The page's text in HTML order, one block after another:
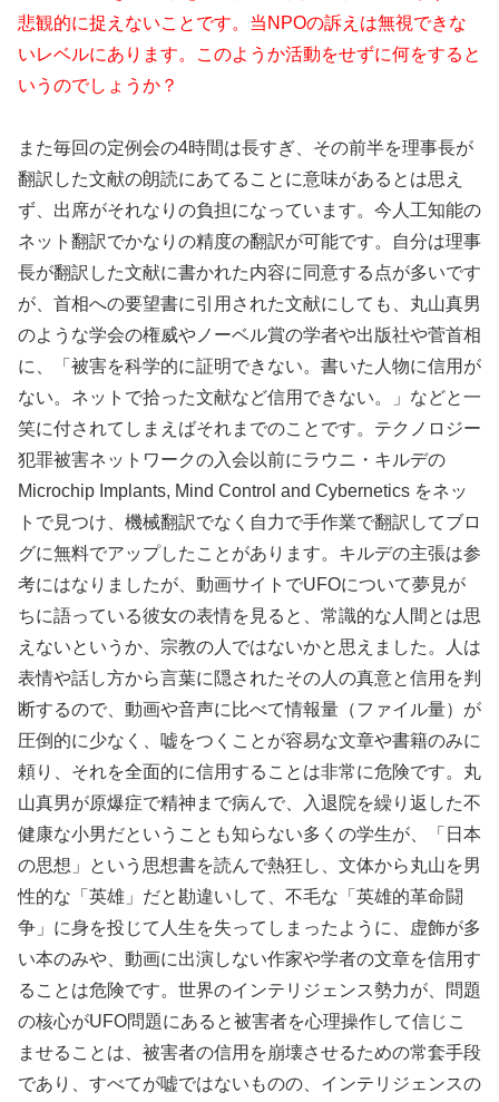
悲観的に捉えないことです。当NPOの訴えは無視できな
いレベルにあります。このようか活動をせずに何をすると
いうのでしょうか？
また毎回の定例会の4時間は長すぎ、その前半を理事長が
翻訳した文献の朗読にあてることに意味があるとは思え
ず、出席がそれなりの負担になっています。今人工知能の
ネット翻訳でかなりの精度の翻訳が可能です。自分は理事
長が翻訳した文献に書かれた内容に同意する点が多いです
が、首相への要望書に引用された文献にしても、丸山真男
のような学会の権威やノーベル賞の学者や出版社や菅首相
に、「被害を科学的に証明できない。書いた人物に信用が
ない。ネットで拾った文献など信用できない。」などと一
笑に付されてしまえばそれまでのことです。テクノロジー
犯罪被害ネットワークの入会以前にラウニ・キルデの
Microchip Implants, Mind Control and Cybernetics をネッ
トで見つけ、機械翻訳でなく自力で手作業で翻訳してブロ
グに無料でアップしたことがあります。キルデの主張は参
考にはなりましたが、動画サイトでUFOについて夢見が
ちに語っている彼女の表情を見ると、常識的な人間とは思
えないというか、宗教の人ではないかと思えました。人は
表情や話し方から言葉に隠されたその人の真意と信用を判
断するので、動画や音声に比べて情報量（ファイル量）が
圧倒的に少なく、嘘をつくことが容易な文章や書籍のみに
頼り、それを全面的に信用することは非常に危険です。丸
山真男が原爆症で精神まで病んで、入退院を繰り返した不
健康な小男だということも知らない多くの学生が、「日本
の思想」という思想書を読んで熱狂し、文体から丸山を男
性的な「英雄」だと勘違いして、不毛な「英雄的革命闘
争」に身を投じて人生を失ってしまったように、虚飾が多
い本のみや、動画に出演しない作家や学者の文章を信用す
ることは危険です。世界のインテリジェンス勢力が、問題
の核心がUFO問題にあると被害者を心理操作して信じこ
ませることは、被害者の信用を崩壊させるための常套手段
であり、すべてが嘘ではないものの、インテリジェンスの